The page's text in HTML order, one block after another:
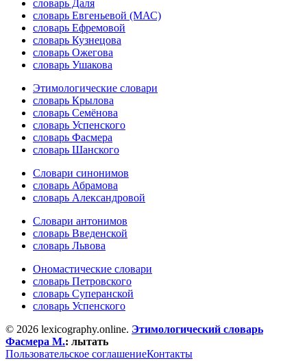
словарь Даля
словарь Евгеньевой (МАС)
словарь Ефремовой
словарь Кузнецова
словарь Ожегова
словарь Ушакова
Этимологические словари
словарь Крылова
словарь Семёнова
словарь Успенского
словарь Фасмера
словарь Шанского
Словари синонимов
словарь Абрамова
словарь Александровой
Словари антонимов
словарь Введенской
словарь Львова
Ономастические словари
словарь Петровского
словарь Суперанской
словарь Успенского
© 2026 lexicography.online. Этимологический словарь
Фасмера М.: лытать
Пользовательское соглашениеКонтакты